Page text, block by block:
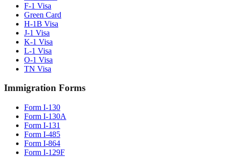
F-1 Visa
Green Card
H-1B Visa
J-1 Visa
K-1 Visa
L-1 Visa
O-1 Visa
TN Visa
Immigration Forms
Form I-130
Form I-130A
Form I-131
Form I-485
Form I-864
Form I-129F